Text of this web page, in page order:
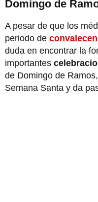
Domingo de
A pesar de que los
periodo de
duda en encontrar la
importantes
de Domingo de
Semana Santa y da